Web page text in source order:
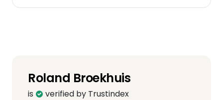
Roland Broekhuis
is verified by Trustindex